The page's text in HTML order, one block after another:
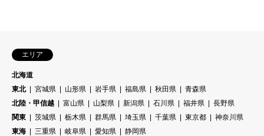
エリア
北海道
東北
宮城県 山形県 岩手県 福島県 秋田県
青森県
北陸・甲信越
富山県 山梨県 新潟県 石川県 福井県
長野県
関東
茨城県 栃木県 群馬県 埼玉県 千葉県 東京都
神奈川県
東海
三重県 岐阜県 愛知県
静岡県